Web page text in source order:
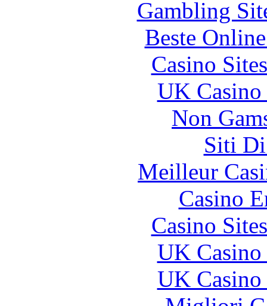
Gambling
Beste
Casino
UK
Non
Siti Di
Meilleur
Casino
Casino
UK
UK